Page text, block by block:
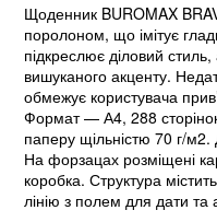
Щоденник BUROMAX
поролоном, що імітує
підкреслює діловий
вишуканого акценту.
обмежує користувача
Формат — А4, 288
паперу щільністю 70 г/м2.
На форзацах розміщені
коробка. Структура
лінію з полем для дати та